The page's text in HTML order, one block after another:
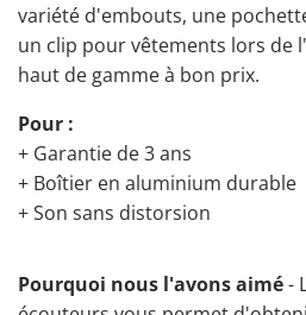
variété d'embouts, une
un clip pour vêtements lors de
haut de gamme à bon prix.
Pour :
+ Garantie de 3 ans
+ Boîtier en aluminium durable
+ Son sans distorsion
Pourquoi nous l'avons aimé-